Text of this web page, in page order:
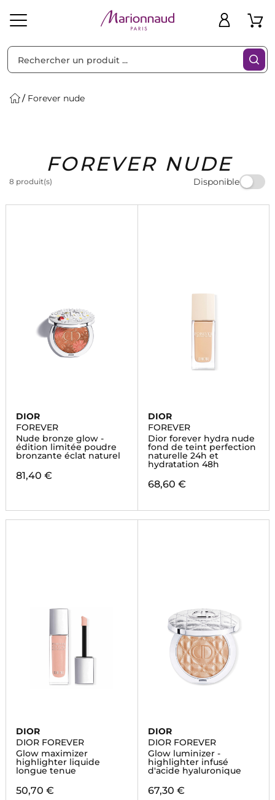
Solaire Homme Marques Idées
Cadeaux
Bons
Plans
Forever nude
FOREVER NUDE
8 produit(s) Disponible
Filtres
DIOR
FOREVER
Nude bronze glow -
édition limitée poudre
bronzante éclat naturel
81,40 €
DIOR
FOREVER
Dior forever hydra nude
fond de teint perfection
naturelle 24h et
hydratation 48h
68,60 €
DIOR
DIOR FOREVER
Glow maximizer
highlighter liquide
longue tenue
50,70 €
DIOR
DIOR FOREVER
Glow luminizer -
highlighter infusé
d'acide hyaluronique
67,30 €